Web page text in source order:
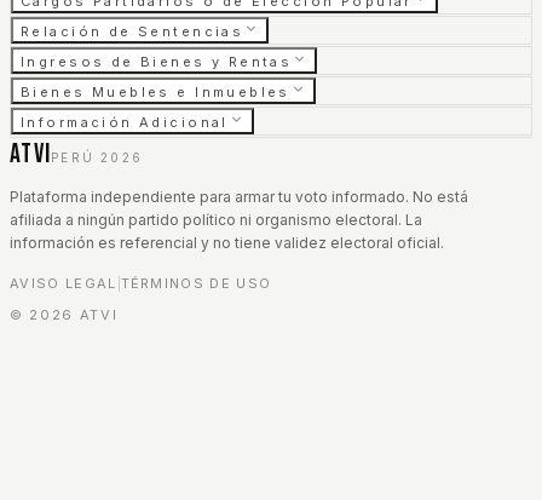
Relación de Sentencias
Ingresos de Bienes y Rentas
Bienes Muebles e Inmuebles
Información Adicional
ATVI PERÚ 2026
Plataforma independiente para armar tu voto informado. No está
afiliada a ningún partido político ni organismo electoral. La
información es referencial y no tiene validez electoral oficial.
AVISO LEGAL TÉRMINOS DE USO
© 2026 ATVI